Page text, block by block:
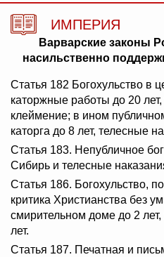
ИМПЕРИЯ
Варварские законы
насильственно
Статья 182 Богохульство в
каторжные работы до 20
клеймение; в ином
каторга до 8 лет, телесные
Статья 183. Непубличное
Сибирь и телесные
Статья 186. Богохульство,
критика Христианства без
смирительном доме до 2
лет.
Статья 187. Печатная и